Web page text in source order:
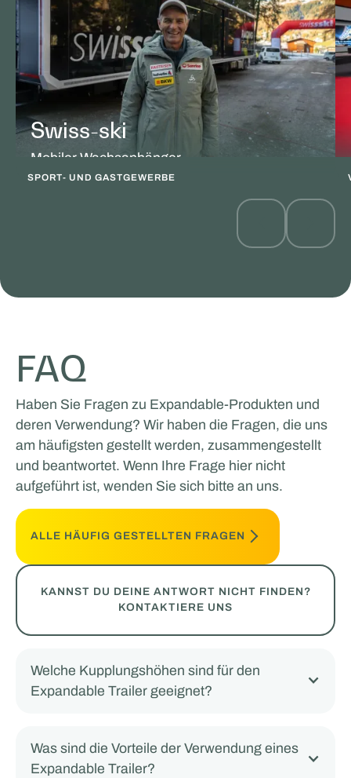
Swiss-ski
Mobiler Wachsanhänger
SPORT- UND GASTGEWERBE
FAQ
Haben Sie Fragen zu Expandable-Produkten und
deren Verwendung? Wir haben die Fragen, die uns
am häufigsten gestellt werden, zusammengestellt
und beantwortet. Wenn Ihre Frage hier nicht
aufgeführt ist, wenden Sie sich bitte an uns.
ALLE HÄUFIG GESTELLTEN FRAGEN
KANNST DU DEINE ANTWORT NICHT FINDEN?
KONTAKTIERE UNS
Welche Kupplungshöhen sind für den
Expandable Trailer geeignet?
Was sind die Vorteile der Verwendung eines
Expandable Trailer?